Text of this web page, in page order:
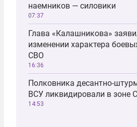
наемников — силовики
07:37
Глава «Калашникова»
изменении характера
СВО
16:36
Полковника десантно-
ВСУ ликвидировали в зоне
14:53